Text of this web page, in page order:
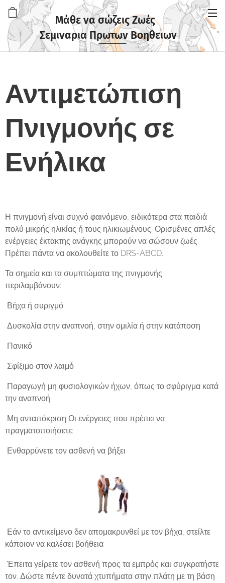
Μάθε να σώζεις Ζωές
Σεμιναρια Πρωτων Βοηθειων
Αντιμετώπιση
Πνιγμονής σε
Ενήλικα
Η πνιγμονή είναι συχνό φαινόμενο, ειδικότερα στα παιδιά
πολύ μικρής ηλικίας ή τους ηλικιωμένους. Ορισμένες απλές
ενέργειες έκτακτης ανάγκης μπορούν να σώσουν ζωές.
Πρέπει πάντα να ακολουθείτε το DRS-ABCD.
Τα σημεία και τα συμπτώματα της πνιγμονής
περιλαμβάνουν:
 Βήχα ή συριγμό
 Δυσκολία στην αναπνοή, στην ομιλία ή στην κατάποση
 Πανικό
 Σφίξιμο στον λαιμό
 Παραγωγή μη φυσιολογικών ήχων, όπως το σφύριγμα κατά
την αναπνοή
 Μη ανταπόκριση Οι ενέργειες που πρέπει να
πραγματοποιήσετε:
 Ενθαρρύνετε τον ασθενή να βήξει
 Εάν το αντικείμενο δεν απομακρυνθεί με τον βήχα, στείλτε
κάποιον να καλέσει βοήθεια
 Έπειτα γείρετε τον ασθενή προς τα εμπρός και συγκρατήστε
τον. Δώστε πέντε δυνατά χτυπήματα στην πλάτη με τη βάση